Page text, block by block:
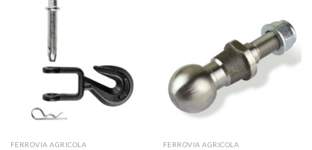
FERROVIA AGRICOLA FERROVIA AGRICOLA